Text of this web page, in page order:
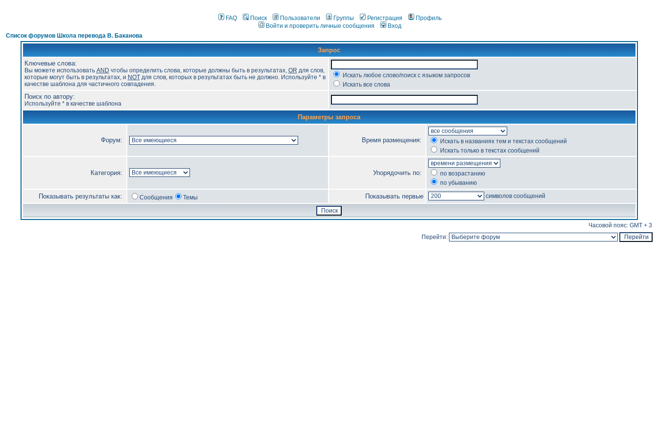
FAQ Поиск Пользователи Группы Регистрация
Профиль
Войти и проверить личные сообщения
Вход
Список форумов Школа перевода В. Баканова
Запрос
Ключевые слова:
Вы можете использовать AND чтобы определить слова, которые должны быть в результатах, OR для слов,
которые могут быть в результатах, и NOTдля слов, которых в результатах быть не должно. Используйте * в
качестве шаблона для частичного совпадения.
Искать любое слово/поиск с языком запросов
Искать все слова
Поиск по автору:
Используйте * в качестве шаблона
Параметры запроса
Форум: Время размещения:
Искать в названиях тем и текстах сообщений
Искать только в текстах сообщений
Категория: Упорядочить по:
по возрастанию
по убыванию
Показывать результаты как: Сообщения Темы Показывать первые символов сообщений
Часовой пояс: GMT + 3
Перейти: